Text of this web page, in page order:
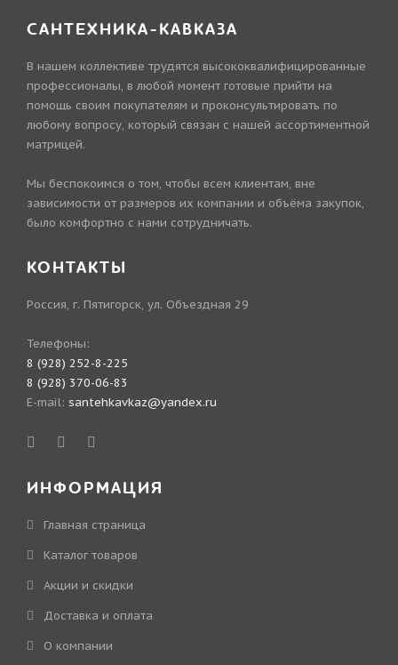
САНТЕХНИКА-КАВКАЗА
В нашем коллективе трудятся высококвалифицированные
профессионалы, в любой момент готовые прийти на
помощь своим покупателям и проконсультировать по
любому вопросу, который связан с нашей ассортиментной
матрицей.
Мы беспокоимся о том, чтобы всем клиентам, вне
зависимости от размеров их компании и объёма закупок,
было комфортно с нами сотрудничать.
КОНТАКТЫ
Россия, г. Пятигорск, ул. Объездная 29
Телефоны:
8 (928) 252-8-225
8 (928) 370-06-83
E-mail: santehkavkaz@yandex.ru
ИНФОРМАЦИЯ
Главная страница
Каталог товаров
Акции и скидки
Доставка и оплата
О компании